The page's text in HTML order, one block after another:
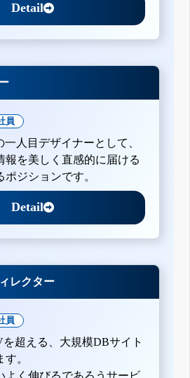
Detail
員
人目デザイナーとして、
報を美しく直感的に届ける
ジションです。
Detail
レクター
員
を超える、大規模DBサイト
。
よく伸びるであろうサービ